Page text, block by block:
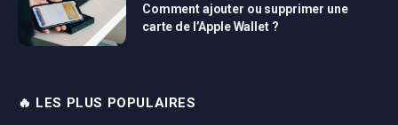
Comment ajouter ou supprimer une
carte de l’Apple Wallet ?
🔥 LES PLUS POPULAIRES